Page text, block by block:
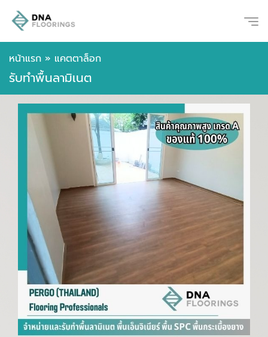
หน้าแรก » แคตตาล็อก
รับทำพื้นลามิเนต